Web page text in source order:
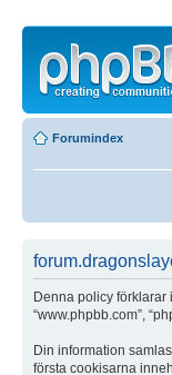
Forumindex
Denna policy förklarar
“www.phpbb.com”,
Din information
första cookisarna